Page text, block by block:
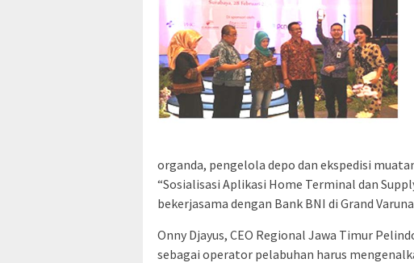
organda, pengelola depo dan ekspedisi
“Sosialisasi Aplikasi Home Terminal dan
bekerjasama dengan Bank BNI di Grand
Onny Djayus, CEO Regional Jawa Timur
sebagai operator pelabuhan harus